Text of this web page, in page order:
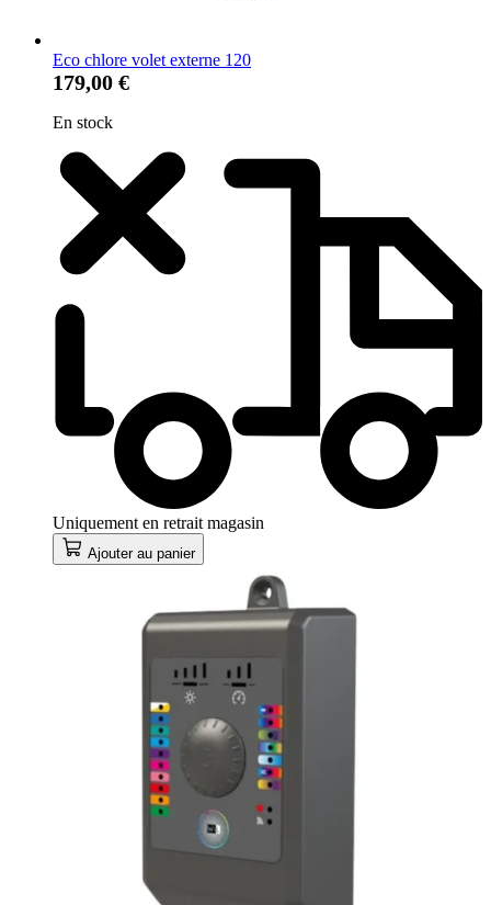
Eco chlore volet externe 120
179,00 €
En stock
Uniquement en retrait magasin
Ajouter au panier